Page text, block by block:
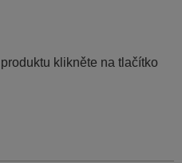
klikněte na tlačítko